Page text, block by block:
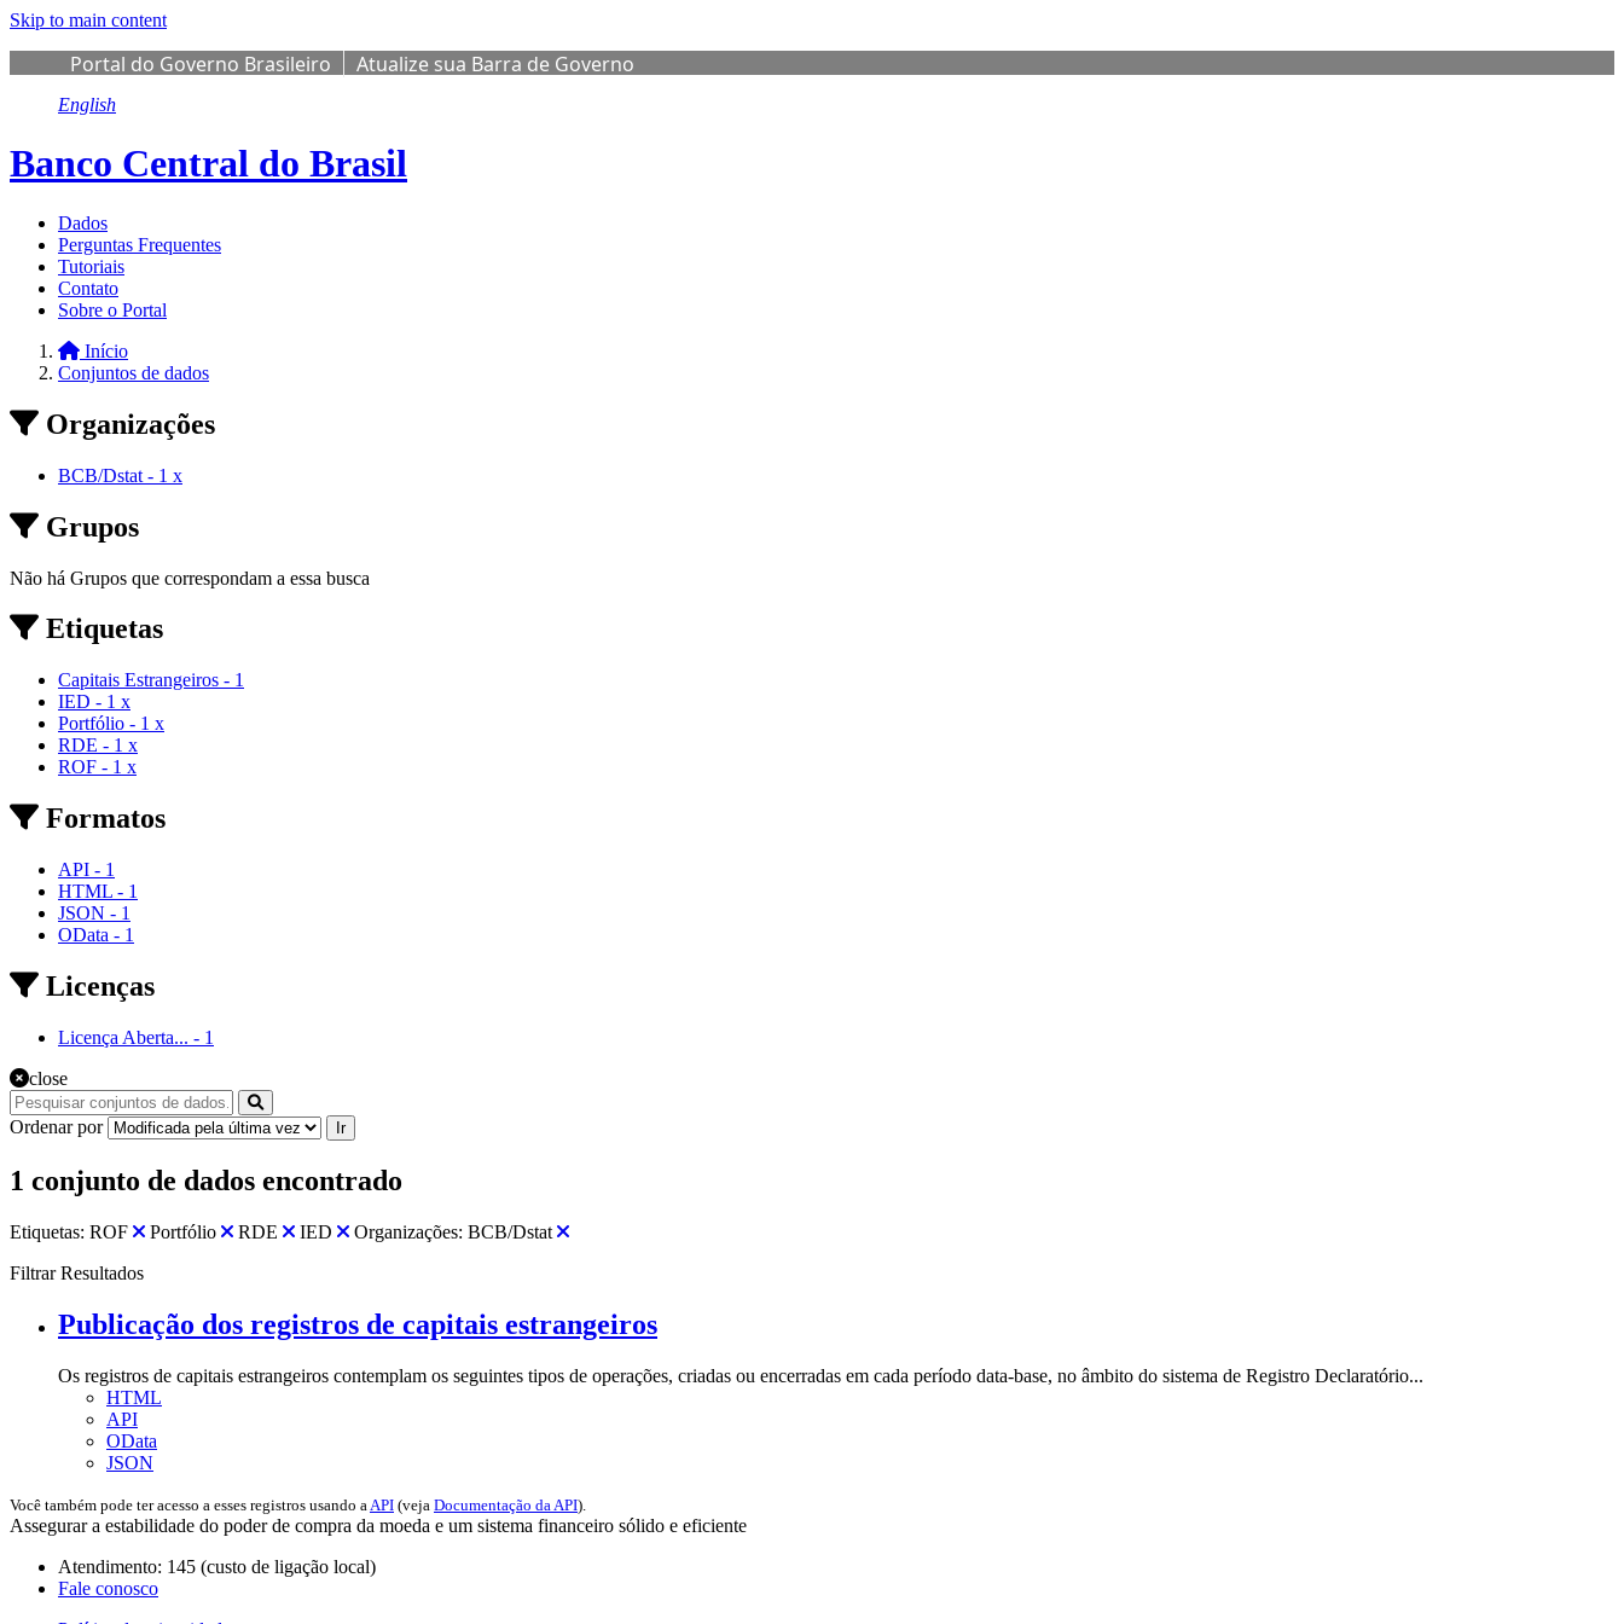
Skip to main content
Portal do Governo Brasileiro Atualize sua Barra de Governo
English
Banco Central do Brasil
Dados
Perguntas Frequentes
Tutoriais
Contato
Sobre o Portal
Início
Conjuntos de dados
Organizações
BCB/Dstat - 1 x
Grupos
Não há Grupos que correspondam a essa busca
Etiquetas
Capitais Estrangeiros - 1
IED - 1 x
Portfólio - 1 x
RDE - 1 x
ROF - 1 x
Formatos
API - 1
HTML - 1
JSON - 1
OData - 1
Licenças
Licença Aberta... - 1
close
Ordenar por Ir
1 conjunto de dados encontrado
Etiquetas: ROF Portfólio RDE IED Organizações: BCB/Dstat
Filtrar Resultados
Publicação dos registros de capitais estrangeiros
Os registros de capitais estrangeiros contemplam os seguintes tipos de operações, criadas ou encerradas em cada período data-base, no âmbito do sistema de Registro Declaratório...
HTML
API
OData
JSON
Você também pode ter acesso a esses registros usando a API (veja Documentação da API).
Assegurar a estabilidade do poder de compra da moeda e um sistema financeiro sólido e eficiente
Atendimento: 145 (custo de ligação local)
Fale conosco